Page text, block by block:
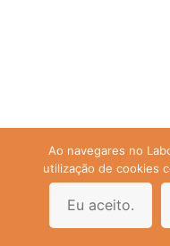
Ao navegares no
utilização de cookies
Eu aceito.